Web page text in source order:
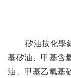
矽油按化學
基矽油、甲基含
油、甲基乙氧基